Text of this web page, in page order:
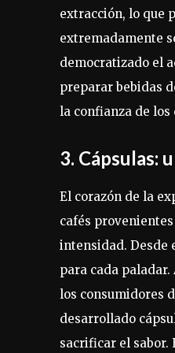
extracción, lo que
extremadamente
democratizado el
preparar bebidas
la confianza de los
3. Cápsulas:
El corazón de la
cafés
intensidad. Desde
para cada paladar.
los consumidores
desarrollado
sacrificar el sabor.